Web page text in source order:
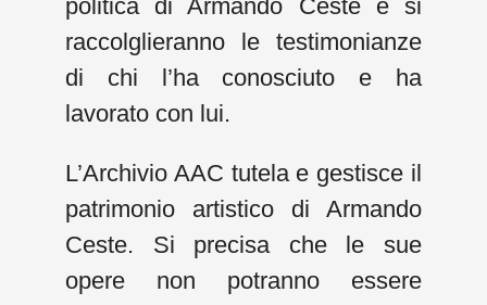
politica di Armando Ceste e si
raccolglieranno le testimonianze
di chi l’ha conosciuto e ha
lavorato con lui.
L’Archivio AAC tutela e gestisce il
patrimonio artistico di Armando
Ceste. Si precisa che le sue
opere non potranno essere